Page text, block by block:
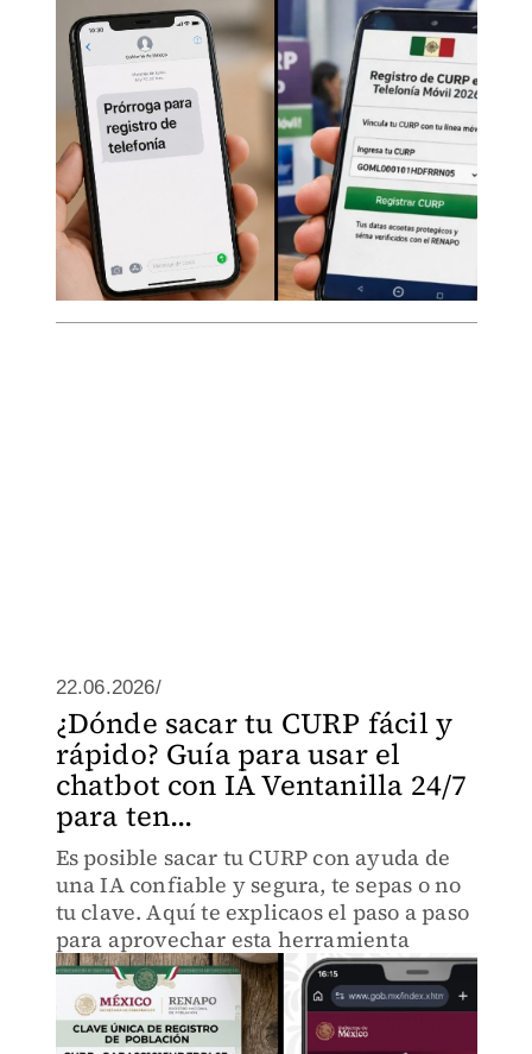
22.06.2026/
¿Dónde sacar tu CURP fácil y
rápido? Guía para usar el
chatbot con IA Ventanilla 24/7
para ten...
Es posible sacar tu CURP con ayuda de
una IA confiable y segura, te sepas o no
tu clave. Aquí te explicaos el paso a paso
para aprovechar esta herramienta